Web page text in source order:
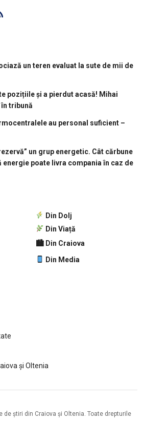
un teren evaluat la sute de mii de
pozițiile și a pierdut acasă! Mihai
tribună
au personal suficient –
un grup energetic. Cât cărbune
energie poate livra compania în caz de
Din Dolj
Din Viață
🏙 Din Craiova
Din Media
și Oltenia
de știri din Craiova și Oltenia. Toate drepturile